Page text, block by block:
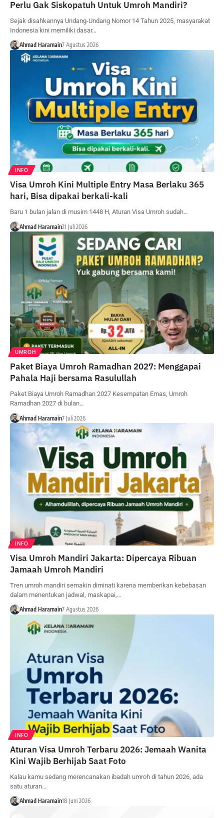
Perlu Gak Siskopatuh Untuk Umroh Mandiri?
Sejak disahkannya Undang-Undang Nomor 14 Tahun 2025, masyarakat
Indonesia kini memiliki dasar…
Ahmad Haramain7 Agustus 2026
INFO
Visa Umroh Kini Multiple Entry Masa Berlaku 365
hari, Bisa dipakai berkali-kali
Baru 1 bulan jalan di musim 1448 H, Aturan Visa Umroh sudah…
Ahmad Haramain21 Juli 2026
UMROH
Paket Biaya Umroh Ramadhan 2027: Menggapai
Pahala Haji bersama Rasulullah
Paket Biaya Umroh Ramadhan 2027 Kesempatan Emas, Umroh
Ramadhan 2027 di bulan…
Ahmad Haramain7 Juli 2026
INFO
Visa Umroh Mandiri Jakarta: Dipercaya Ribuan
Jamaah Umroh Mandiri
Tren umroh mandiri semakin diminati karena memberikan kebebasan
dalam menentukan jadwal, maskapai,…
Ahmad Haramain7 Agustus 2026
INFO
Aturan Visa Umroh Terbaru 2026: Jemaah Wanita
Kini Wajib Berhijab Saat Foto
Kalau kamu sedang merencanakan ibadah umroh di tahun 2026, ada
satu aturan…
Ahmad Haramain18 Juni 2026